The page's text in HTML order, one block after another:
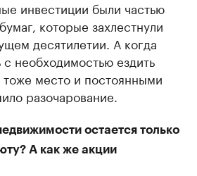
инвестиции были частью
которые захлестнули
десятилетии. А когда
необходимостью ездить
тоже место и постоянными
разочарование.
остается только
А как же акции